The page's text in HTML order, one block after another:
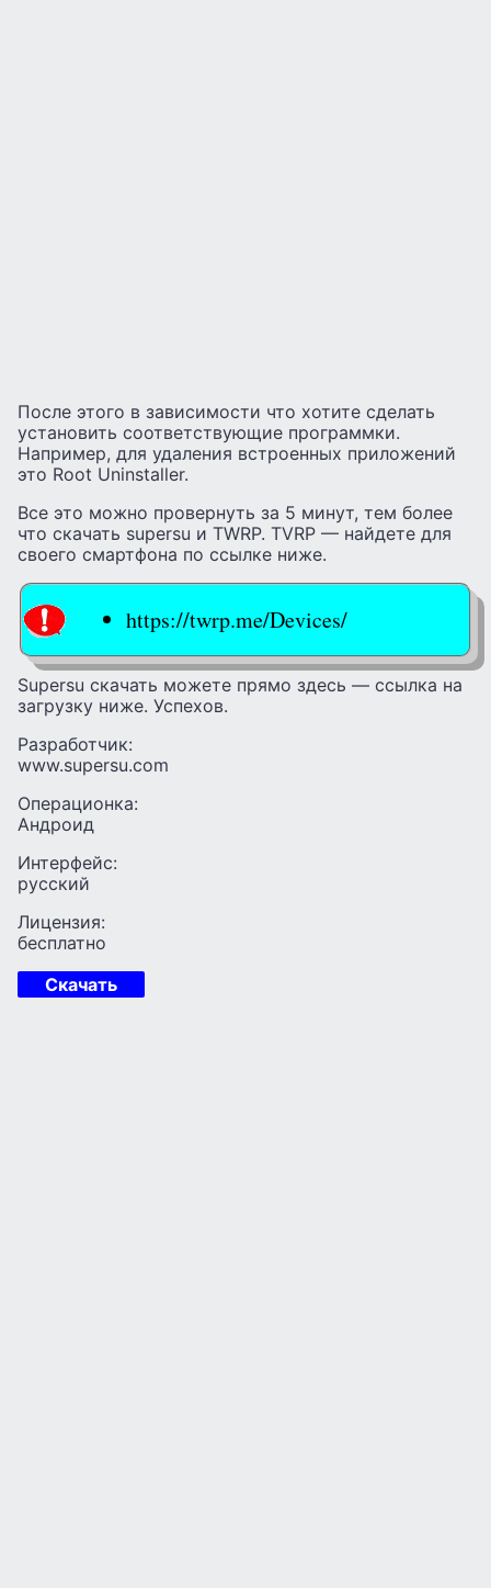
После этого в зависимости что хотите сделать
установить соответствующие программки.
Например, для удаления встроенных приложений
это Root Uninstaller.
Все это можно провернуть за 5 минут, тем более
что скачать supersu и TWRP. TVRP — найдете для
своего смартфона по ссылке ниже.
https://twrp.me/Devices/
Supersu скачать можете прямо здесь — ссылка на
загрузку ниже. Успехов.
Разработчик:
www.supersu.com
Операционка:
Андроид
Интерфейс:
русский
Лицензия:
бесплатно
Скачать